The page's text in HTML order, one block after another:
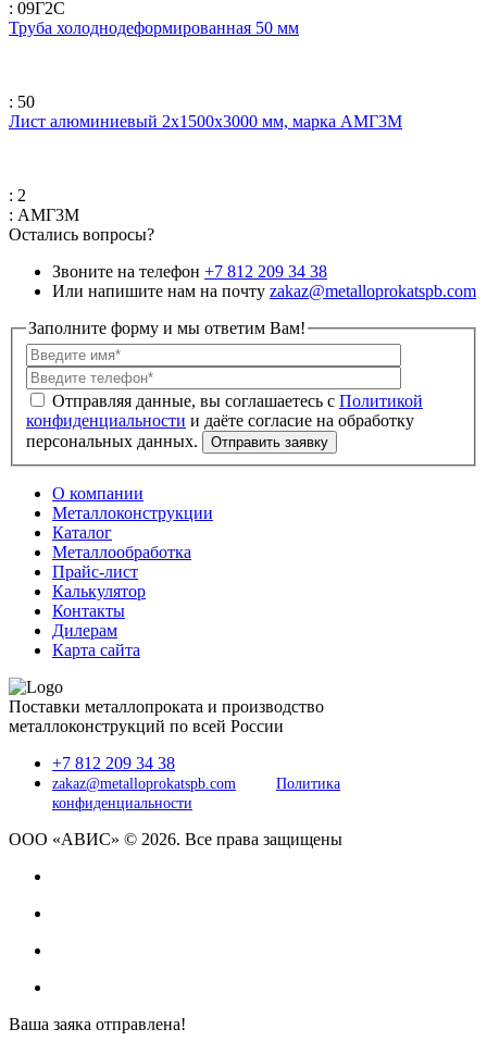
: 09Г2С
Труба холоднодеформированная 50 мм
: 50
Лист алюминиевый 2х1500х3000 мм, марка АМГ3М
: 2
: АМГ3М
Остались вопросы?
Звоните на телефон +7 812 209 34 38
Или напишите нам на почту zakaz@metalloprokatspb.com
Заполните форму и мы ответим Вам!
Политикой
конфиденциальности
О компании
Металлоконструкции
Каталог
Металлообработка
Прайс-лист
Калькулятор
Контакты
Дилерам
Карта сайта
Поставки металлопроката и производство
металлоконструкций по всей России
+7 812 209 34 38
zakaz@metalloprokatspb.com
Политика
конфиденциальности
ООО «АВИС» © 2026. Все права защищены
Ваша заяка отправлена!